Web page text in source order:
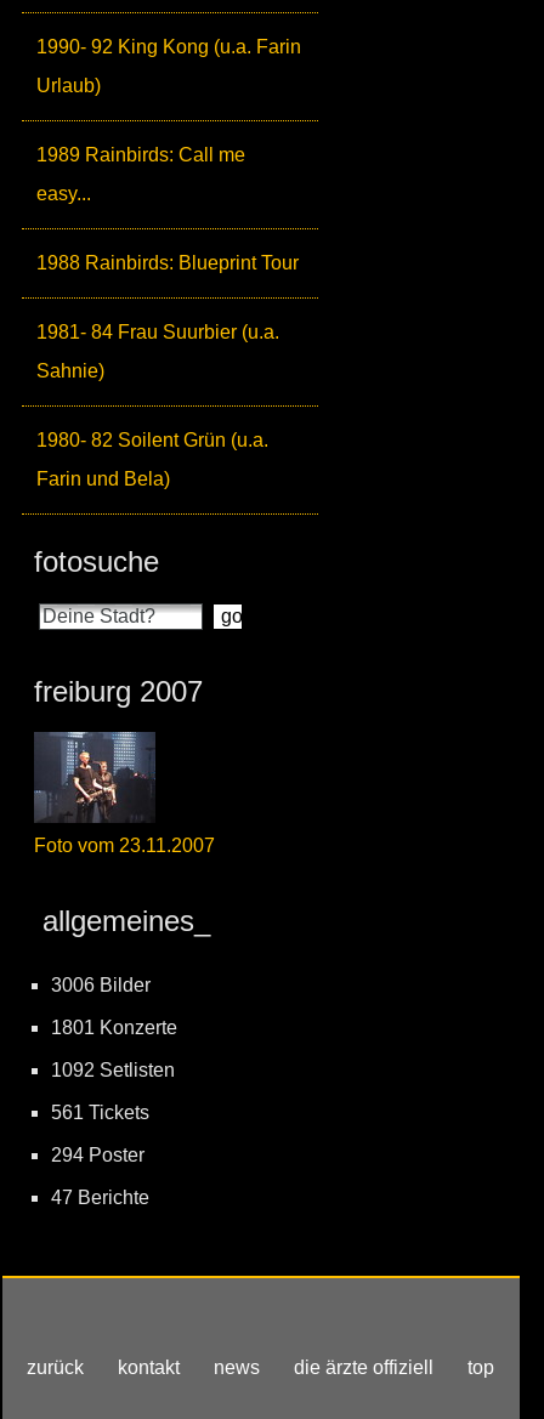
1990- 92 King Kong (u.a. Farin
Urlaub)
1989 Rainbirds: Call me
easy...
1988 Rainbirds: Blueprint Tour
1981- 84 Frau Suurbier (u.a.
Sahnie)
1980- 82 Soilent Grün (u.a.
Farin und Bela)
fotosuche
freiburg 2007
Foto vom 23.11.2007
allgemeines_
3006 Bilder
1801 Konzerte
1092 Setlisten
561 Tickets
294 Poster
47 Berichte
zurück kontakt news die ärzte offiziell top